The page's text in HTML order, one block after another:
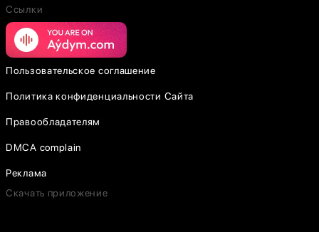
Ссылки
Пользовательское соглашение
Политика конфиденциальности Сайта
Правообладателям
DMCA complain
Реклама
Скачать приложение